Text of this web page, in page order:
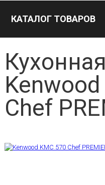
КАТАЛОГ ТОВАРОВ
Chef